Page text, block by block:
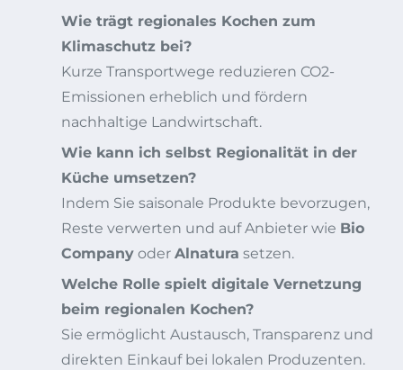
Wie trägt regionales Kochen zum
Klimaschutz bei?
Kurze Transportwege reduzieren CO2-
Emissionen erheblich und fördern
nachhaltige Landwirtschaft.
Wie kann ich selbst Regionalität in der
Küche umsetzen?
Indem Sie saisonale Produkte bevorzugen,
Reste verwerten und auf Anbieter wie Bio
Company oder Alnatura setzen.
Welche Rolle spielt digitale Vernetzung
beim regionalen Kochen?
Sie ermöglicht Austausch, Transparenz und
direkten Einkauf bei lokalen Produzenten.